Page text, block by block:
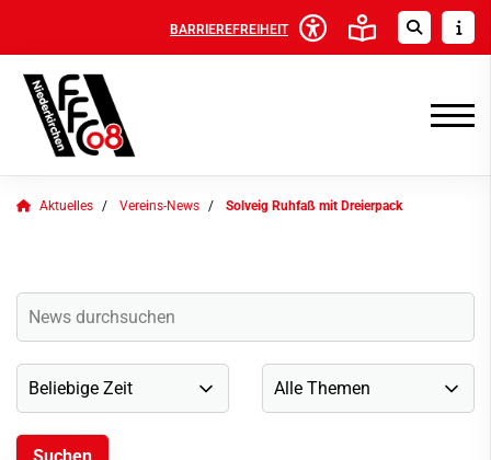
BARRIEREFREIHEIT
Aktuelles Vereins-News Solveig Ruhfaß mit Dreierpack